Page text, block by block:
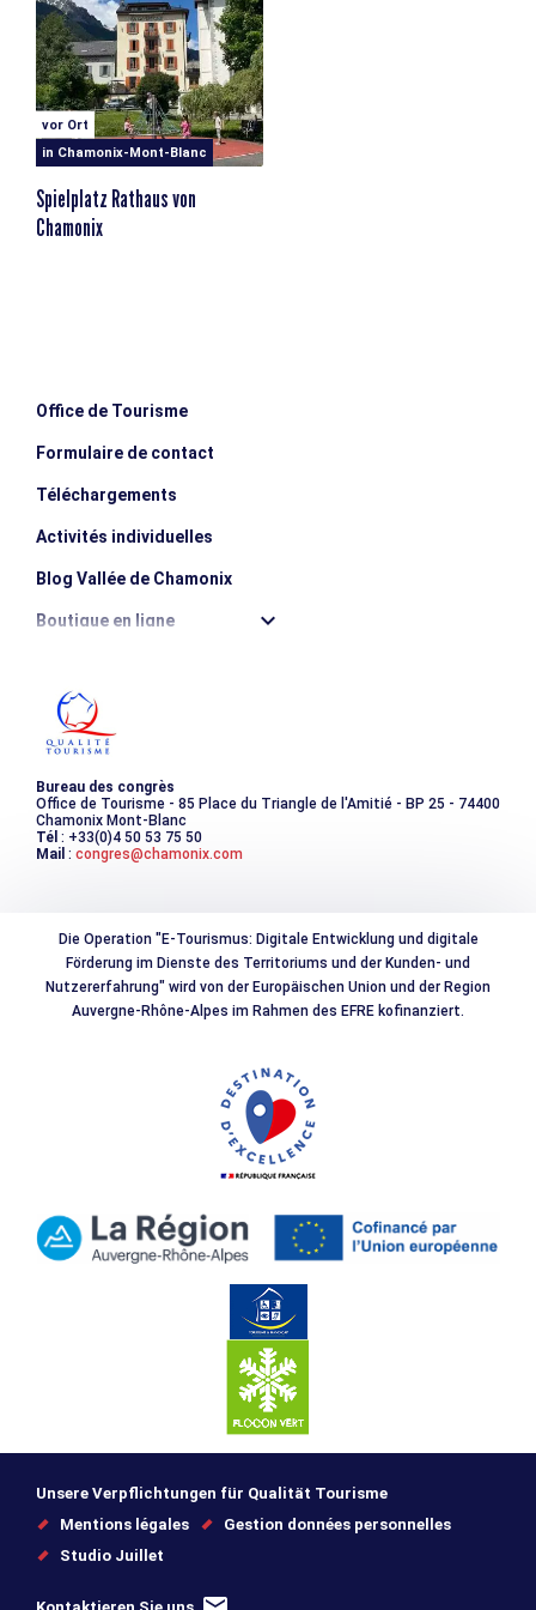
vor Ort
in Chamonix-Mont-Blanc
Spielplatz Rathaus von
Chamonix
Office de Tourisme
Formulaire de contact
Téléchargements
Activités individuelles
Blog Vallée de Chamonix
Boutique en ligne
Les incontournables
Photothèque
Bureau des congrès
Office de Tourisme - 85 Place du Triangle de l'Amitié - BP 25 - 74400
Chamonix Mont-Blanc
Tél : +33(0)4 50 53 75 50
Mail : congres@chamonix.com
Die Operation "E-Tourismus: Digitale Entwicklung und digitale
Förderung im Dienste des Territoriums und der Kunden- und
Nutzererfahrung" wird von der Europäischen Union und der Region
Auvergne-Rhône-Alpes im Rahmen des EFRE kofinanziert.
Unsere Verpflichtungen für Qualität Tourisme
Mentions légales
Gestion données personnelles
Studio Juillet